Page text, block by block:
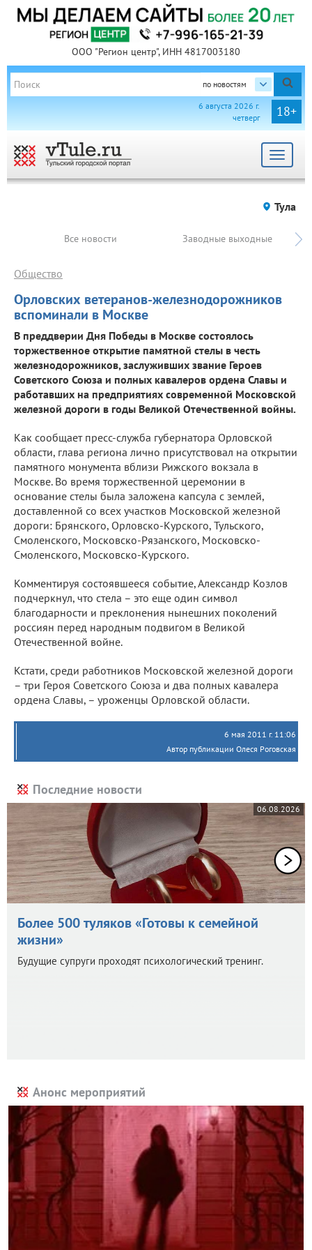
ООО "Регион центр", ИНН 4817003180
по новостям
18+
6 августа 2026 г.
четверг
Toggle
Тула
Все новости Заводные выходные
Орловских ветеранов-железнодорожников
вспоминали в Москве
Общество
В преддверии Дня Победы в Москве состоялось
торжественное открытие памятной стелы в честь
железнодорожников, заслуживших звание Героев
Советского Союза и полных кавалеров ордена Славы и
работавших на предприятиях современной Московской
железной дороги в годы Великой Отечественной войны.
Как сообщает пресс-служба губернатора Орловской
области, глава региона лично присутствовал на открытии
памятного монумента вблизи Рижского вокзала в
Москве. Во время торжественной церемонии в
основание стелы была заложена капсула с землей,
доставленной со всех участков Московской железной
дороги: Брянского, Орловско-Курского, Тульского,
Смоленского, Московско-Рязанского, Московско-
Смоленского, Московско-Курского.
Комментируя состоявшееся событие, Александр Козлов
подчеркнул, что стела – это еще один символ
благодарности и преклонения нынешних поколений
россиян перед народным подвигом в Великой
Отечественной войне.
Кстати, среди работников Московской железной дороги
– три Героя Советского Союза и два полных кавалера
ордена Славы, – уроженцы Орловской области.
6 мая 2011 г. 11:06
Автор публикации Олеся Роговская
Последние новости
06.08.2026
Более 500 туляков «Готовы к семейной
жизни»
Будущие супруги проходят психологический тренинг.
Анонс мероприятий